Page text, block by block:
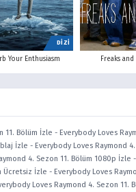
DİZİ
Your Enthusiasm Freaks and
11. Bölüm İzle - Everybody Loves
İzle - Everybody Loves Raymond
4. Sezon 11. Bölüm 1080p İzle -
Ücretsiz İzle - Everybody Loves
Loves Raymond 4. Sezon 11.